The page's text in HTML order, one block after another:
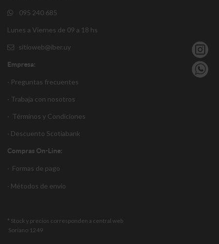
095 240 685
Lunes a Viernes de 09 a 18 hs
sitioweb@iber.uy
Empresa:
· Preguntas frecuentes
· Trabaja con nosotros
· Términos y Condiciones
· Descuento Scotiabank
Compras On-Line:
· Formas de pago
· Métodos de envío
* Stock y precios corresponden a central web
Soriano 1249